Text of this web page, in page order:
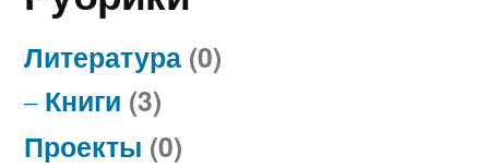
Литература (0)
Книги (3)
Проекты (0)